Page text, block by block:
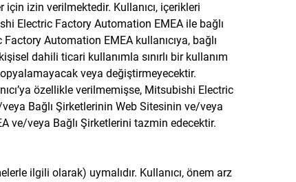
izin verilmektedir. Kullanıcı, içerikleri
Electric Factory Automation EMEA ile bağlı
Automation EMEA kullanıcıya, bağlı
dahili ticari kullanımla sınırlı bir kullanım
veya değiştirmeyecektir.
özellikle verilmemişse, Mitsubishi Electric
Bağlı Şirketlerinin Web Sitesinin ve/veya
ve/veya Bağlı Şirketlerini tazmin edecektir.
ilgili olarak) uymalıdır. Kullanıcı, önem arz